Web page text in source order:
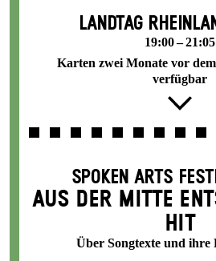
LANDTAG
19:00 – 21:05
Karten zwei Monate vor
verfügbar
SPOKEN ARTS
AUS DER MITTE
HIT
Über Songtexte und ihre